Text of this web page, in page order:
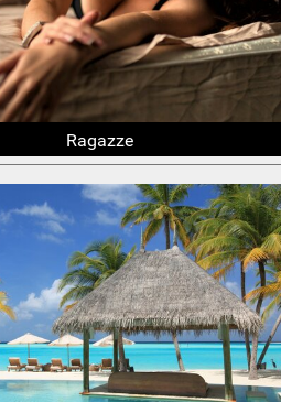
Ragazze